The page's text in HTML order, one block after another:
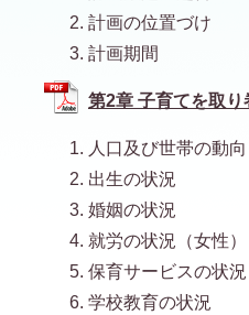
計画の位置づけ
計画期間
第2章 子育てを取
人口及び世帯の動向
出生の状況
婚姻の状況
就労の状況（女性）
保育サービスの状況
学校教育の状況